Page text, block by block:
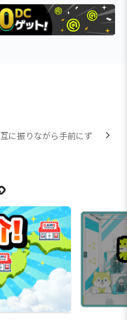
に振りながら手前にず